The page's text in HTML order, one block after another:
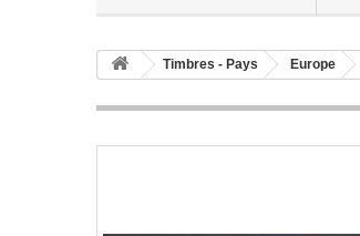
Timbres - Pays Europe